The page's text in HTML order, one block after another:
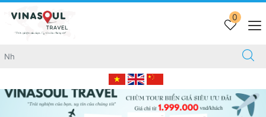
0
Trang chủ COMBO HẠ LONG